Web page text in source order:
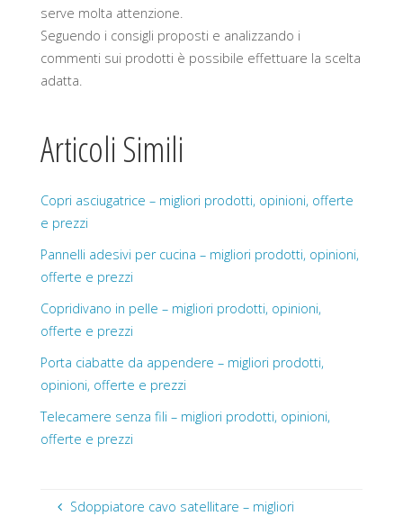
serve molta attenzione.
Seguendo i consigli proposti e analizzando i
commenti sui prodotti è possibile effettuare la scelta
adatta.
Articoli Simili
Copri asciugatrice – migliori prodotti, opinioni, offerte
e prezzi
Pannelli adesivi per cucina – migliori prodotti, opinioni,
offerte e prezzi
Copridivano in pelle – migliori prodotti, opinioni,
offerte e prezzi
Porta ciabatte da appendere – migliori prodotti,
opinioni, offerte e prezzi
Telecamere senza fili – migliori prodotti, opinioni,
offerte e prezzi
Sdoppiatore cavo satellitare – migliori